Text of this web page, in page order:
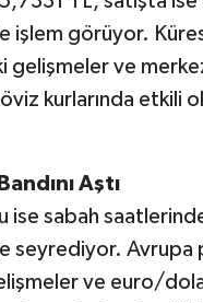
işlem görüyor.
gelişmeler ve
kurlarında etkili
Aştı
ise sabah
seyrediyor. Avrupa
ve euro/